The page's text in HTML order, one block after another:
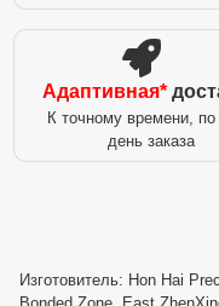
Адаптивная*
К точному времени,
день заказа
Изготовитель: Hon Hai